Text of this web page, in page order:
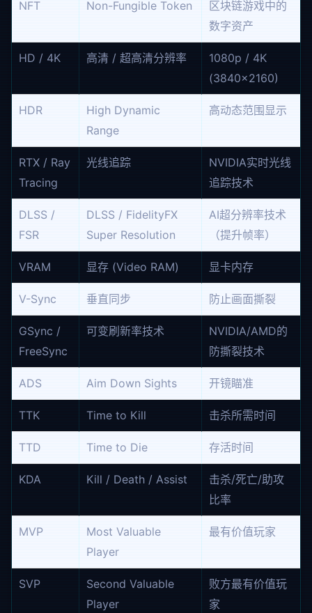
NFT Non-Fungible Token
区块链游戏中的
数字资产
HD / 4K 高清 / 超高清分辨率
1080p / 4K
(3840×2160)
HDR
High Dynamic
Range
高动态范围显示
RTX / Ray
Tracing
光线追踪
NVIDIA实时光线
追踪技术
DLSS /
FSR
DLSS / FidelityFX
Super Resolution
AI超分辨率技术
（提升帧率）
VRAM 显存 (Video RAM) 显卡内存
V-Sync 垂直同步 防止画面撕裂
GSync /
FreeSync
可变刷新率技术
NVIDIA/AMD的
防撕裂技术
ADS Aim Down Sights 开镜瞄准
TTK Time to Kill 击杀所需时间
TTD Time to Die 存活时间
KDA Kill / Death / Assist
击杀/死亡/助攻
比率
MVP
Most Valuable
Player
最有价值玩家
SVP
Second Valuable
Player
败方最有价值玩
家